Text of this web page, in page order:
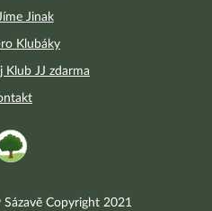
Jinak
Klubáky
Klub JJ zdarma
Copyright 2021